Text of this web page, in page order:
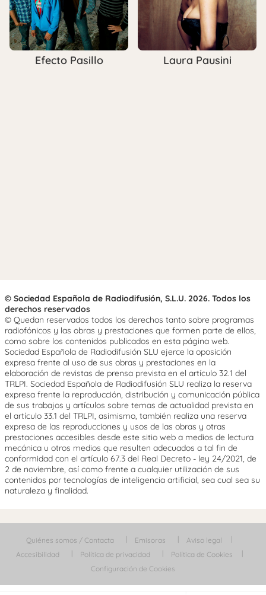
Efecto Pasillo Laura Pausini
© Sociedad Española de Radiodifusión, S.L.U. 2026. Todos los
derechos reservados
© Quedan reservados todos los derechos tanto sobre programas
radiofónicos y las obras y prestaciones que formen parte de ellos,
como sobre los contenidos publicados en esta página web.
Sociedad Española de Radiodifusión SLU ejerce la oposición
expresa frente al uso de sus obras y prestaciones en la
elaboración de revistas de prensa prevista en el artículo 32.1 del
TRLPI. Sociedad Española de Radiodifusión SLU realiza la reserva
expresa frente la reproducción, distribución y comunicación pública
de sus trabajos y artículos sobre temas de actualidad prevista en
el artículo 33.1 del TRLPI, asimismo, también realiza una reserva
expresa de las reproducciones y usos de las obras y otras
prestaciones accesibles desde este sitio web a medios de lectura
mecánica u otros medios que resulten adecuados a tal fin de
conformidad con el artículo 67.3 del Real Decreto - ley 24/2021, de
2 de noviembre, así como frente a cualquier utilización de sus
contenidos por tecnologías de inteligencia artificial, sea cual sea su
naturaleza y finalidad.
Quiénes somos / Contacta Emisoras
Aviso legal
Accesibilidad
Política de privacidad
Política de Cookies
Configuración de Cookies